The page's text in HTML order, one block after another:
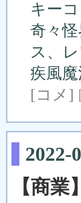
キー
奇々
ス、
疾風
[コメ]
2022-
【商業】